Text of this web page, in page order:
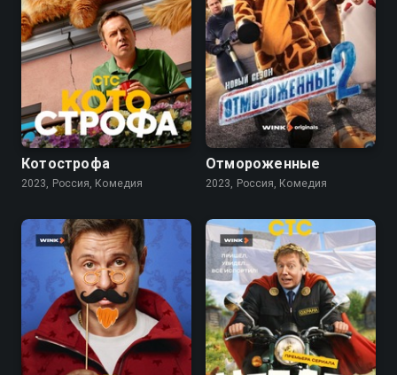
8.0
Котострофа
2023, Россия, Комедия
7.7
Отмороженные
2023, Россия, Комедия